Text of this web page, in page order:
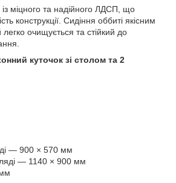
міцного та надійного ЛДСП, що
конструкції. Сидіння оббиті якісним
очищується та стійкий до
куточок зі столом та 2
— 900 × 570 мм
— 1140 × 900 мм